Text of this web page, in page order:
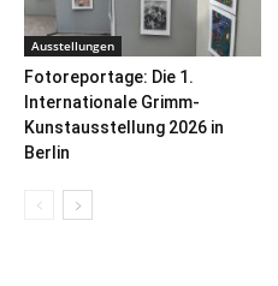
Ausstellungen
Fotoreportage: Die 1.
Internationale Grimm-
Kunstausstellung 2026 in
Berlin